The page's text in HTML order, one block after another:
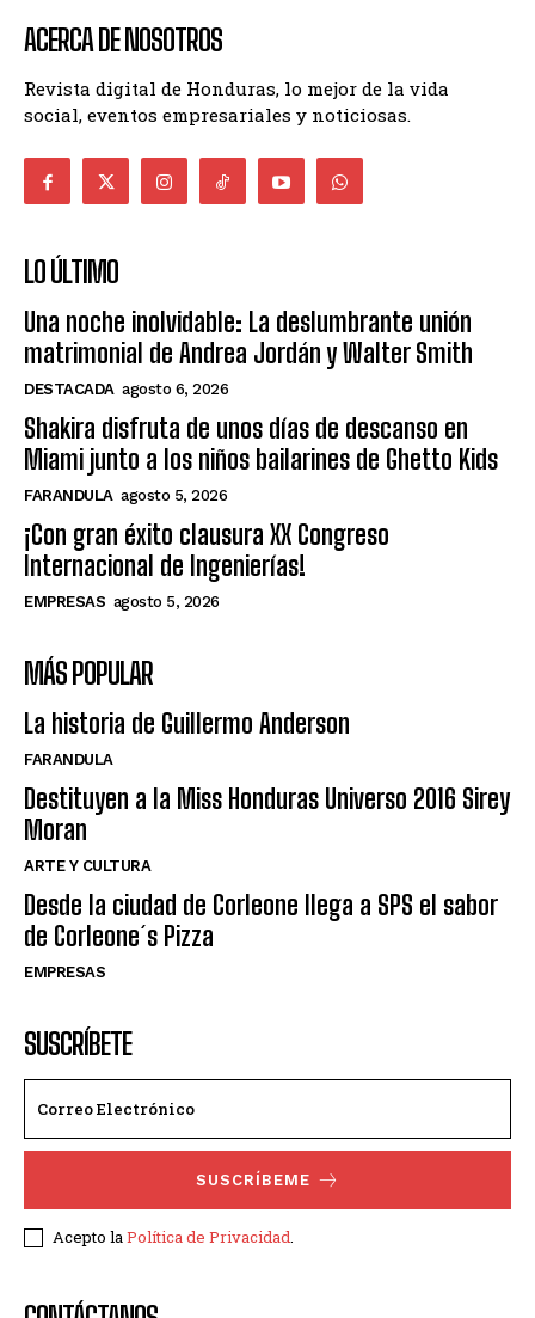
ACERCA DE NOSOTROS
Revista digital de Honduras, lo mejor de la vida
social, eventos empresariales y noticiosas.
LO ÚLTIMO
Una noche inolvidable: La deslumbrante unión
matrimonial de Andrea Jordán y Walter Smith
DESTACADA agosto 6, 2026
Shakira disfruta de unos días de descanso en
Miami junto a los niños bailarines de Ghetto Kids
FARANDULA agosto 5, 2026
¡Con gran éxito clausura XX Congreso
Internacional de Ingenierías!
EMPRESAS agosto 5, 2026
MÁS POPULAR
La historia de Guillermo Anderson
FARANDULA
Destituyen a la Miss Honduras Universo 2016 Sirey
Moran
ARTE Y CULTURA
Desde la ciudad de Corleone llega a SPS el sabor
de Corleone´s Pizza
EMPRESAS
SUSCRÍBETE
SUSCRÍBEME
Acepto laPolítica de Privacidad.